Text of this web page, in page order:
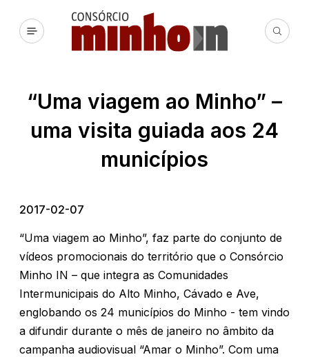
“Uma viagem ao Minho” –
uma visita guiada aos 24
municípios
2017-02-07
“Uma viagem ao Minho”, faz parte do conjunto de
vídeos promocionais do território que o Consórcio
Minho IN – que integra as Comunidades
Intermunicipais do Alto Minho, Cávado e Ave,
englobando os 24 municípios do Minho - tem vindo
a difundir durante o mês de janeiro no âmbito da
campanha audiovisual “Amar o Minho”. Com uma